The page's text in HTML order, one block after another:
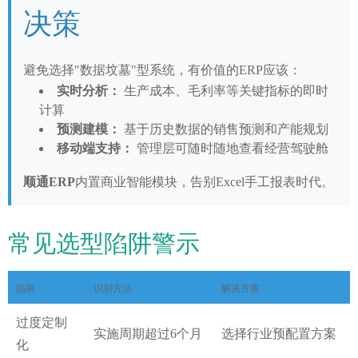
决策
避免选择"数据坟墓"型系统，有价值的ERP应该：
实时分析： 生产成本、毛利率等关键指标的即时
计算
预测建模： 基于历史数据的销售预测和产能规划
移动端支持： 管理层可随时随地查看经营驾驶舱
顺通ERP内置商业智能模块，告别Excel手工报表时代。
常见选型陷阱警示
陷阱 识别方法 解决方案
过度定制
化
实施周期超过6个月 选择行业预配置方案